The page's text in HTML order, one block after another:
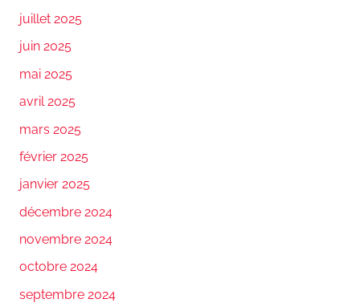
juillet 2025
juin 2025
mai 2025
avril 2025
mars 2025
février 2025
janvier 2025
décembre 2024
novembre 2024
octobre 2024
septembre 2024